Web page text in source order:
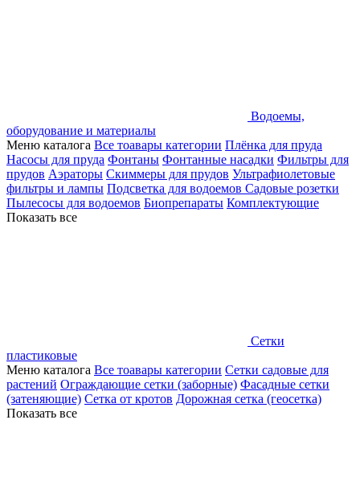
Водоемы,
оборудование и материалы
Меню каталога Все тоавары категории Плёнка для пруда
Насосы для пруда Фонтаны Фонтанные насадки Фильтры для
прудов Аэраторы Скиммеры для прудов Ультрафиолетовые
фильтры и лампы Подсветка для водоемов Садовые розетки
Пылесосы для водоемов Биопрепараты Комплектующие
Показать все
Сетки
пластиковые
Меню каталога Все тоавары категории Сетки садовые для
растений Ограждающие сетки (заборные) Фасадные сетки
(затеняющие) Сетка от кротов Дорожная сетка (геосетка)
Показать все